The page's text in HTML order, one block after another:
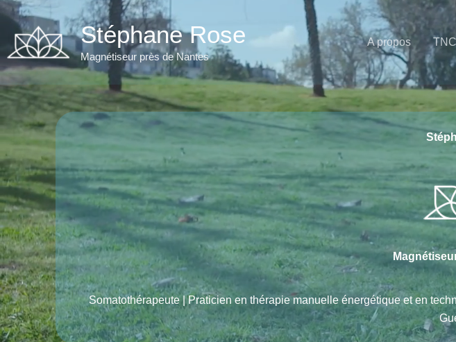
Aller
contenu
Stéphane Rose
Magnétiseur près de Nantes
A propos TNC
Somatothérapeute | Praticien en thérapie manuelle énergétique et en